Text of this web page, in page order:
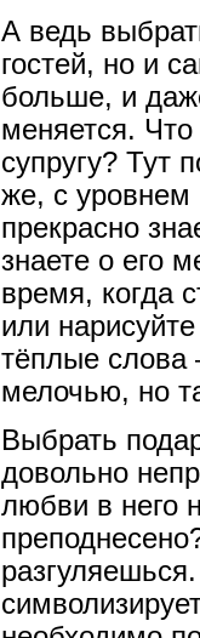
А ведь
гостей, но и
больше, и
меняется.
супругу? Тут
же, с уровнем
прекрасно
знаете о его
время, когда
или
тёплые слова
мелочью, но
Выбрать
довольно
любви в него